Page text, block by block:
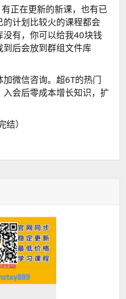
正在更新的新课，也有已
计划比较火的课程都会
有，你可以给我40块钱
后会放到群组文件库
微信咨询。超6T的热门
会后零成本增长知识，扩
）